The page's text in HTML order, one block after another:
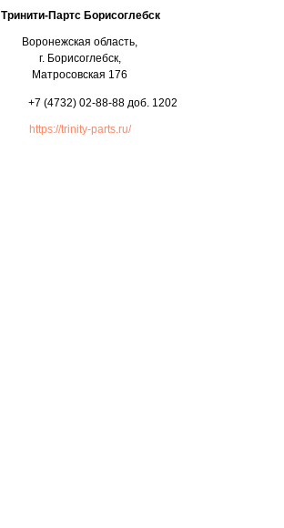
Тринити-Партс Борисоглебск
Воронежская область,
г. Борисоглебск,
Матросовская 176
+7 (4732) 02-88-88 доб. 1202
https://trinity-parts.ru/